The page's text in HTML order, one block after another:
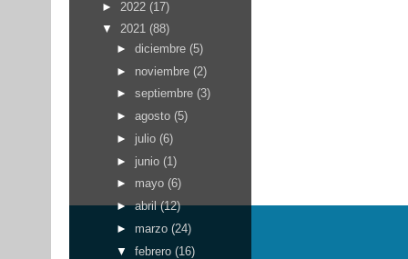
► 2022 (17)
▼ 2021 (88)
► diciembre (5)
► noviembre (2)
► septiembre (3)
► agosto (5)
► julio (6)
► junio (1)
► mayo (6)
►abril(12)
► marzo (24)
▼ febrero (16)